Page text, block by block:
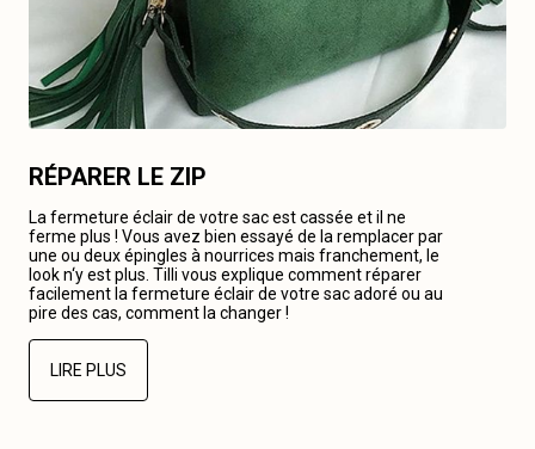
RÉPARER LE ZIP
La fermeture éclair de votre sac est cassée et il ne
ferme plus ! Vous avez bien essayé de la remplacer par
une ou deux épingles à nourrices mais franchement, le
look n‘y est plus. Tilli vous explique comment réparer
facilement la fermeture éclair de votre sac adoré ou au
pire des cas, comment la changer !
LIRE PLUS